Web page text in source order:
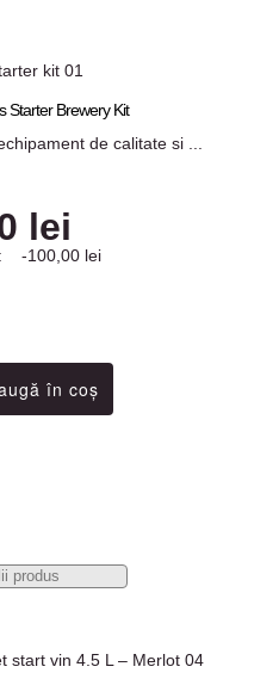
Starter Brewery Kit
de calitate si ...
lei
-100,00 lei
produs